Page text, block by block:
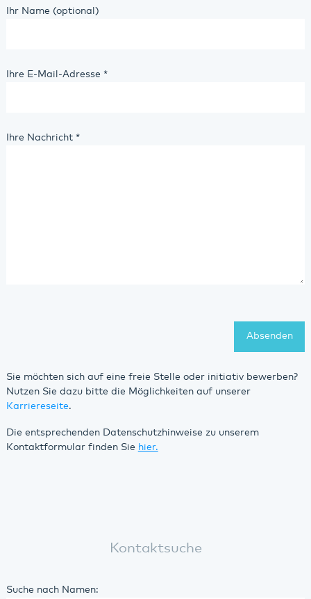
Ihr Name (optional)
Ihre E-Mail-Adresse *
Ihre Nachricht *
Absenden
Sie möchten sich auf eine freie Stelle oder initiativ bewerben?
Nutzen Sie dazu bitte die Möglichkeiten auf unserer
Karriereseite.
Die entsprechenden Datenschutzhinweise zu unserem
Kontaktformular finden Sie hier.
Kontaktsuche
Suche nach Namen: